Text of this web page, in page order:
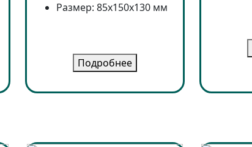
Размер: 85x150x130 мм
Подробнее